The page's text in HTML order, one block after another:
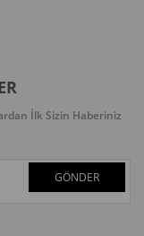
İlk Sizin Haberiniz
GÖNDER